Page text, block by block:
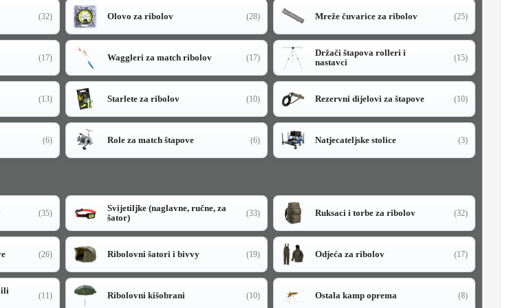
(32) Olovo za ribolov (28) Mreže čuvarice za ribolov (25)
(17) Waggleri za match ribolov (17)
Držači štapova rolleri i
nastavci
(15)
(13) Starlete za ribolov (10) Rezervni dijelovi za štapove (10)
(6) Role za match štapove (6) Natjecateljske stolice (3)
(35)
Svijetiljke (naglavne, ručne, za
šator)
(33) Ruksaci i torbe za ribolov (32)
(26) Ribolovni šatori i bivvy (19) Odjeća za ribolov (17)
ili
(11) Ribolovni kišobrani (10) Ostala kamp oprema (8)